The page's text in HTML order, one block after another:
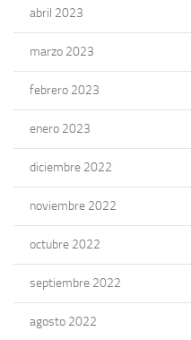
abril 2023
marzo 2023
febrero 2023
enero 2023
diciembre 2022
noviembre 2022
octubre 2022
septiembre 2022
agosto 2022